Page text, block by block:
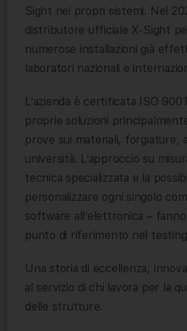
Sight nei propri sistemi. Nel
distributore ufficiale X-Sight
numerose installazioni già
laboratori nazionali e
L’azienda è certificata ISO
proprie soluzioni
prove sui materiali, forgiature,
università. L’approccio su
tecnica specializzata e la
personalizzare ogni singolo
software all’elettronica – fanno
punto di riferimento nel
Una storia di eccellenza,
al servizio di chi lavora per la
delle strutture.